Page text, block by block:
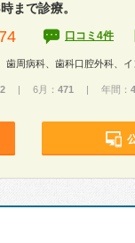
まで診療。
口コミ4件
歯周病科、歯科口腔外科、
| 6月： 471 | 年間：